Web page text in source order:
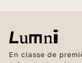
En classe de